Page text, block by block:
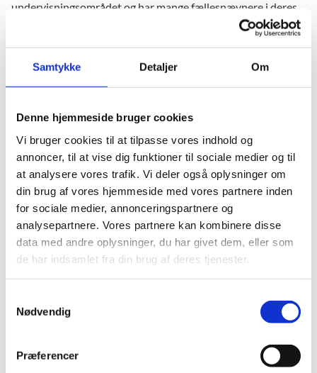
Samtykke Detaljer Om
Denne hjemmeside bruger cookies
Vi bruger cookies til at tilpasse vores indhold og
annoncer, til at vise dig funktioner til sociale medier og til
at analysere vores trafik. Vi deler også oplysninger om
din brug af vores hjemmeside med vores partnere inden
for sociale medier, annonceringspartnere og
analysepartnere. Vores partnere kan kombinere disse
data med andre oplysninger, du har givet dem, eller som
de har indsamlet fra din brug af deres tjenester.
Nødvendig
Præferencer
undervisningsområdet og har mange fællesnævnere i deres
tilgange til uddannelse. Derfor er der god inspiration at
Nordic@Bett arrangeres af de nordiske
undervisningsministerier og andre samarbejdspartnere.
planlægning af begivenheden.
Information og ‘Pre-registration’ på
BETTshow’s hjemmeside
Omtale på BETT.dk